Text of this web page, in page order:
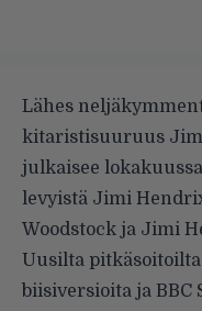
Lähes
kitaristisuuruus
julkaisee
levyistä Jimi
Woodstock ja Jimi
Uusilta
biisiversioita ja BBC